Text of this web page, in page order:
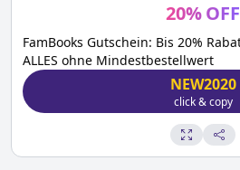
20%OFF
FamBooks Gutschein: Bis 20%
ALLES ohne Mindestbestellwert
NEW2020
click & copy